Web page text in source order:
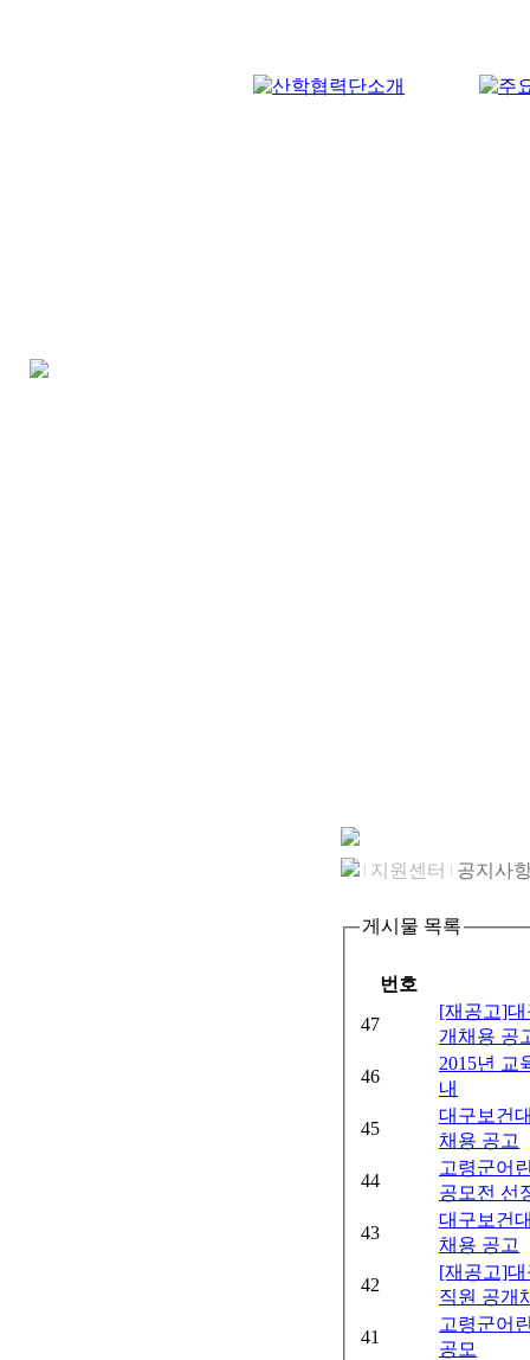
지원센터 공지사
게시물 목록
번호
47
[재공고]
개채용 공
46
2015년 교
내
45
대구보건
채용 공고
44
고령군어
공모전 선
43
대구보건
채용 공고
42
[재공고]
직원 공개
41
고령군어
공모